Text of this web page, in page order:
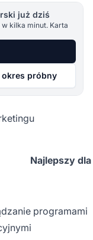
już dziś
kilka minut. Karta
okres próbny
Najlepszy dla
programami